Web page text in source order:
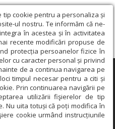
tip cookie pentru a personaliza și
ul nostru. Te informăm că ne-
în acestea și în activitatea
recente modificări propuse de
protecția persoanelor fizice în
cu caracter personal și privind
de a continua navigarea pe
timpul necesar pentru a citi și
Prin continuarea navigării pe
utilizării fişierelor de tip
Nu uita totuși că poți modifica în
cookie urmând instrucțiunile
×